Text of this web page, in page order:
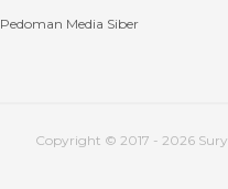
Pedoman Media Siber
Copyright © 2017 - 2026